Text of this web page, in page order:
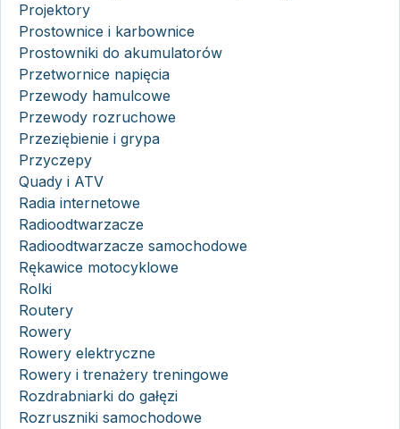
Projektory
Prostownice i karbownice
Prostowniki do akumulatorów
Przetwornice napięcia
Przewody hamulcowe
Przewody rozruchowe
Przeziębienie i grypa
Przyczepy
Quady i ATV
Radia internetowe
Radioodtwarzacze
Radioodtwarzacze samochodowe
Rękawice motocyklowe
Rolki
Routery
Rowery
Rowery elektryczne
Rowery i trenażery treningowe
Rozdrabniarki do gałęzi
Rozruszniki samochodowe